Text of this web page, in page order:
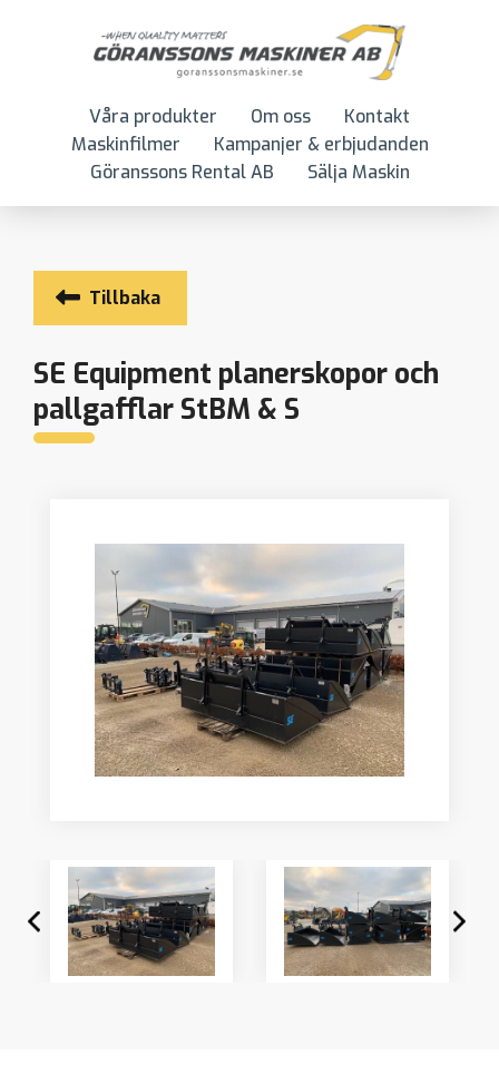
Våra produkter Om oss
Kontakt
Maskinfilmer
Kampanjer & erbjudanden
Göranssons Rental AB
Sälja Maskin
Tillbaka
SE Equipment planerskopor och
pallgafflar StBM & S